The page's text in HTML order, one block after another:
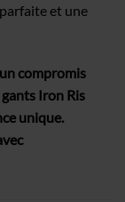
et une
compromis
Iron Ris
unique.